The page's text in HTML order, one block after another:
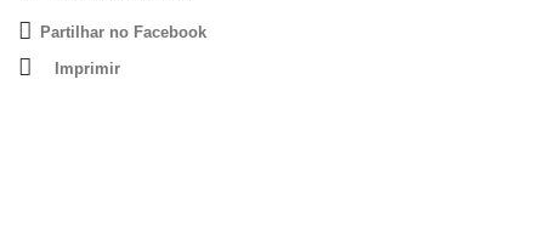
Partilhar no Facebook
Imprimir